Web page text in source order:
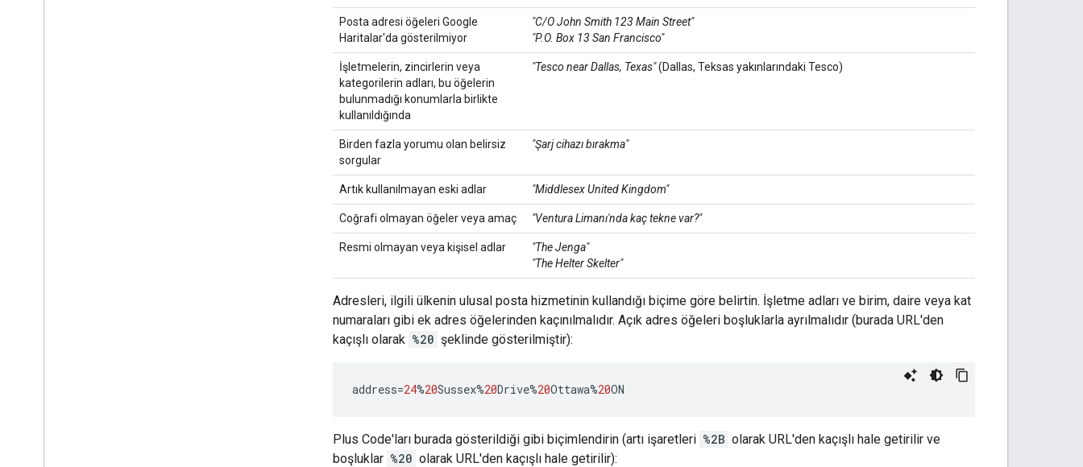
Posta adresi öğeleri Google
Haritalar'da gösterilmiyor
"C/O John Smith 123 Main Street"
"P.O. Box 13 San Francisco"
İşletmelerin, zincirlerin veya
kategorilerin adları, bu öğelerin
bulunmadığı konumlarla birlikte
kullanıldığında
"Tesco near Dallas, Texas"(Dallas, Teksas yakınlarındaki Tesco)
Birden fazla yorumu olan belirsiz
sorgular
"Şarj cihazı bırakma"
Artık kullanılmayan eski adlar "Middlesex United Kingdom"
Coğrafi olmayan öğeler veya amaç "Ventura Limanı'nda kaç tekne var?"
Resmi olmayan veya kişisel adlar
"The Jenga"
"The Helter Skelter"
Adresleri, ilgili ülkenin ulusal posta hizmetinin kullandığı biçime göre belirtin. İşletme adları ve birim, daire veya kat
numaraları gibi ek adres öğelerinden kaçınılmalıdır. Açık adres öğeleri boşluklarla ayrılmalıdır (burada URL'den
kaçışlı olarak %20 şeklinde gösterilmiştir):
address=24%20Sussex%20Drive%20Ottawa%20ON
Plus Code'ları burada gösterildiği gibi biçimlendirin (artı işaretleri %2B olarak URL'den kaçışlı hale getirilir ve
boşluklar %20 olarak URL'den kaçışlı hale getirilir):